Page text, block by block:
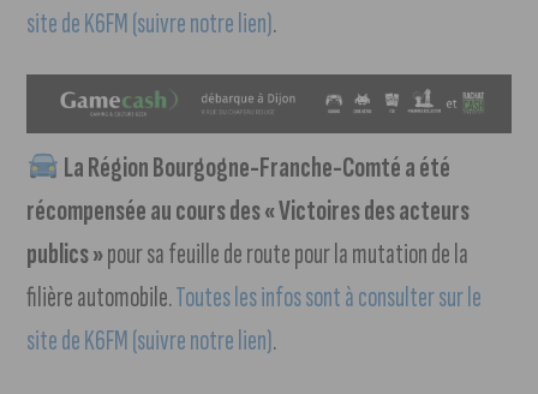
site de K6FM (suivre notre lien).
La Région Bourgogne-Franche-Comté a été
récompensée au cours des « Victoires des acteurs
publics »pour sa feuille de route pour la mutation de la
filière automobile.Toutes les infos sont à consulter sur le
site de K6FM (suivre notre lien).